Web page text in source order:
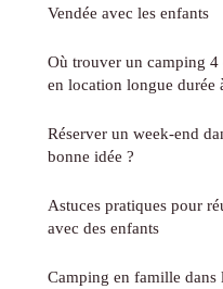
Vendée avec les enfants
Où trouver un camping
en location longue durée
Réserver un week-end
bonne idée ?
Astuces pratiques pour
avec des enfants
Camping en famille